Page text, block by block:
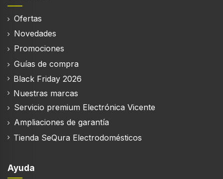
Ergonomía
Material de la carcasa
Tipo de control
Pantalla incorporada
Color del producto
Soporte para tazas
Ofertas
Novedades
Promociones
Guías de compra
Black Friday 2026
Nuestras marcas
Servicio premium Electrónica Vicente
Ampliaciones de garantía
Tienda SeQura Electrodomésticos
Ayuda